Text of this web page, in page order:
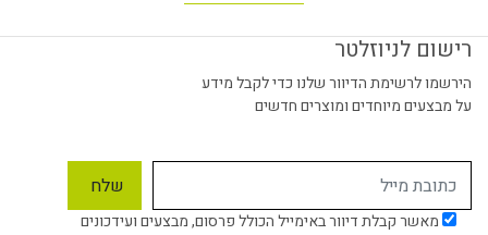
רישום לניוזלטר
הירשמו לרשימת הדיוור שלנו כדי לקבל מידע
על מבצעים מיוחדים ומוצרים חדשים
מאשר קבלת דיוור באימייל הכולל פרסום, מבצעים ועידכונים